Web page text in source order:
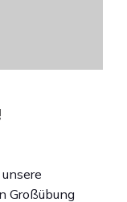
Großübung